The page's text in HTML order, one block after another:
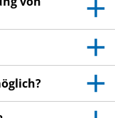
gilt auch für
Siehe Abschnitt